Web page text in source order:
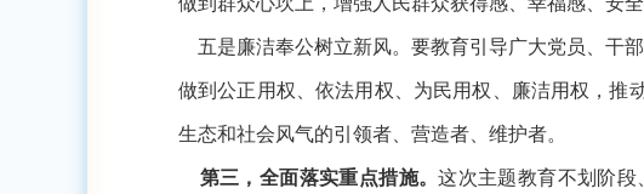
五是廉洁奉公树立新风。要教育引导广大党员、干
做到公正用权、依法用权、为民用权、廉洁用权，推
生态和社会风气的引领者、营造者、维护者。
第三，全面落实重点措施。这次主题教育不划阶